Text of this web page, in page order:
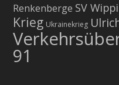
Renkenberge SV
Krieg Ukrainekrieg
91